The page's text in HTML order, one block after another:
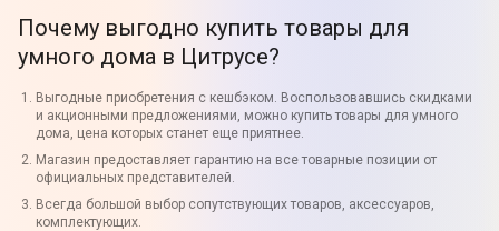
Почему выгодно купить товары для
умного дома в Цитрусе?
Выгодные приобретения с кешбэком. Воспользовавшись скидками
и акционными предложениями, можно купить товары для умного
дома, цена которых станет еще приятнее.
Магазин предоставляет гарантию на все товарные позиции от
официальных представителей.
Всегда большой выбор сопутствующих товаров, аксессуаров,
комплектующих.